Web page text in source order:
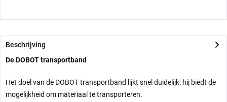
Beschrijving
De DOBOT transportband
Het doel van de DOBOT transportband lijkt snel duidelijk: hij biedt de
mogelijkheid om materiaal te transporteren.